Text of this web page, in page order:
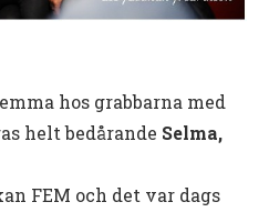
hos grabbarna med
helt bedårande Selma,
FEM och det var dags